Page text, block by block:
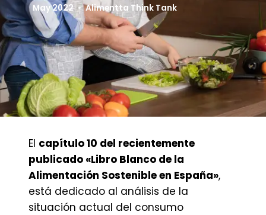
May 2022 Alimentta Think Tank
El capítulo 10 del recientemente
publicado «Libro Blanco de la
Alimentación Sostenible en España»,
está dedicado al análisis de la
situación actual del consumo